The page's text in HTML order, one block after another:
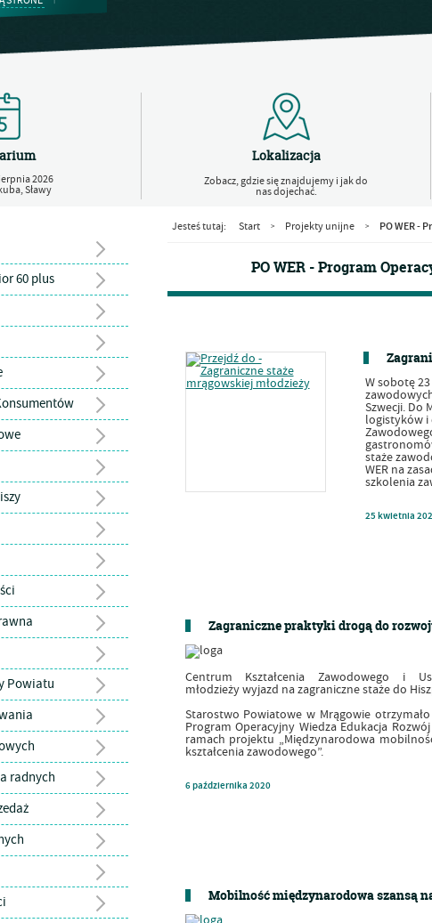
2026
Sławy
Lokalizacja
Zobacz, gdzie się znajdujemy i jak do
nas dojechać.
60 plus
Powiatu
radnych
Jesteś tutaj: Start > Projekty unijne > PO WER -
PO WER - Program
W sobotę
Szwecji. Do
logistyków i
staże
WER na
szkolenia
25 kwietnia
Zagraniczne praktyki drogą do
Centrum Kształcenia Zawodowego i
młodzieżywyjazd na zagraniczne staże do
Starostwo Powiatowe w Mrągowie
Program Operacyjny Wiedza Edukacja
ramach projektu „Międzynarodowa
kształcenia zawodowego”.
6października 2020
Mobilność międzynarodowa szansą